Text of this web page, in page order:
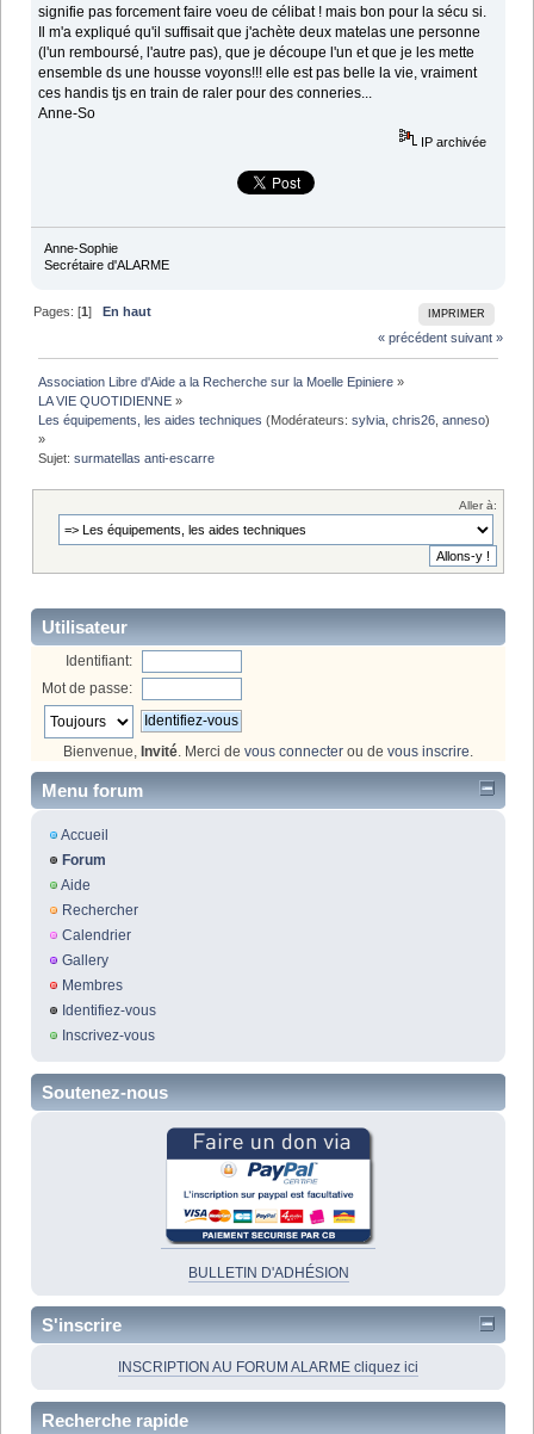
signifie pas forcement faire voeu de célibat ! mais bon pour la sécu si.
Il m'a expliqué qu'il suffisait que j'achète deux matelas une personne
(l'un remboursé, l'autre pas), que je découpe l'un et que je les mette
ensemble ds une housse voyons!!! elle est pas belle la vie, vraiment
ces handis tjs en train de raler pour des conneries...
Anne-So
IP archivée
Anne-Sophie
Secrétaire d'ALARME
IMPRIMER
Pages: [1]
En haut
« précédent suivant »
Association Libre d'Aide a la Recherche sur la Moelle Epiniere »
LA VIE QUOTIDIENNE »
Les équipements, les aides techniques (Modérateurs:sylvia ,chris26 ,anneso)
»
Sujet:surmatellas anti-escarre
Aller à:
Utilisateur
Identifiant:
Mot de passe:
Bienvenue, Invité. Merci de vous connecter ou de vous inscrire.
Menu forum
Accueil
Forum
Aide
Rechercher
Calendrier
Gallery
Membres
Identifiez-vous
Inscrivez-vous
Soutenez-nous
BULLETIN D'ADHÉSION
S'inscrire
INSCRIPTION AU FORUM ALARME cliquez ici
Recherche rapide